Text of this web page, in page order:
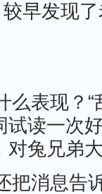
较早发现
表现？“
试读一次
对兔兄弟
消息告